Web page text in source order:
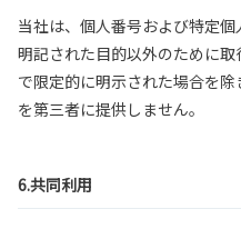
当社は、個人番号および特定
明記された目的以外のために
で限定的に明示された場合を
を第三者に提供しません。
6.共同利用